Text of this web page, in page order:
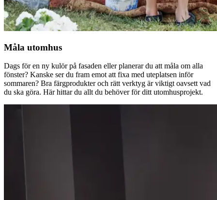
Måla utomhus
Dags för en ny kulör på fasaden eller planerar du att måla om alla
fönster? Kanske ser du fram emot att fixa med uteplatsen inför
sommaren? Bra färgprodukter och rätt verktyg är viktigt oavsett vad
du ska göra. Här hittar du allt du behöver för ditt utomhusprojekt.